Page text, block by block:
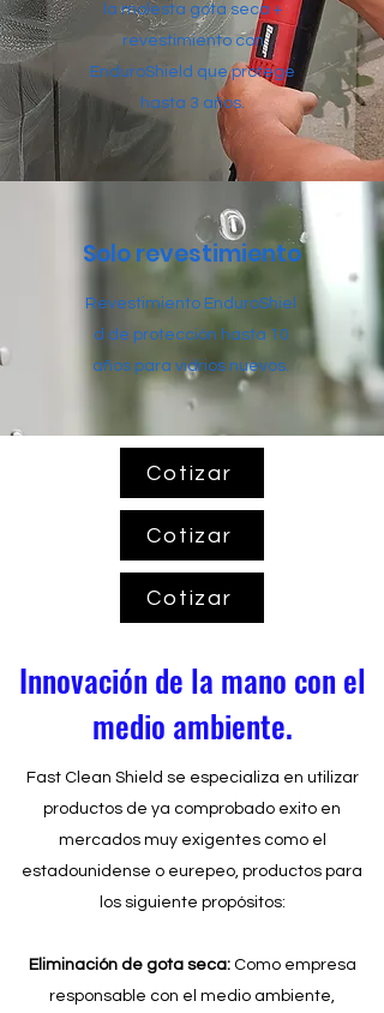
la molesta gota seca +
revestimiento con
EnduroShield que protege
hasta 3 años.
Solo revestimiento
Revestimiento EnduroShiel
d de protección hasta 10
años para vidrios nuevos.
Cotizar
Cotizar
Cotizar
Innovación de la mano con el
medio ambiente.
Fast Clean Shield se especializa en utilizar
productos de ya comprobado exito en
mercados muy exigentes como el
estadounidense o eurepeo, productos para
los siguiente propósitos:
Eliminaciónde gota seca:Como empresa
responsable con el medio ambiente,